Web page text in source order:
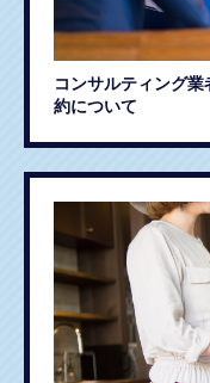
コンサルティング
約について